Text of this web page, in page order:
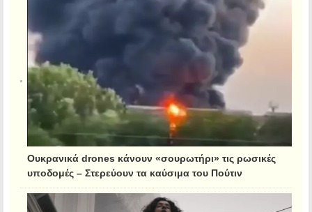
Ουκρανικά drones κάνουν «σουρωτήρι» τις ρωσικές
υποδομές – Στερεύουν τα καύσιμα του Πούτιν